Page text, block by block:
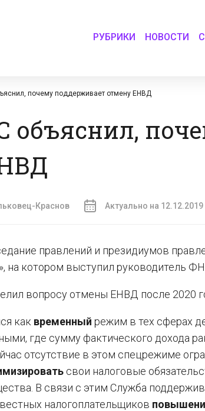
РУБРИКИ НОВОСТИ
почему поддерживает отмену ЕНВД
объяснил,
Краснов Актуально на 12.12.2019
правлений и президиумов
котором выступил руководитель
вопросу отмены ЕНВД после 2020
как временный режим в тех сферах
где сумму фактического дохода
отсутствие в этом спецрежиме
свои налоговые
В связи с этим Служба
налогоплательщиков